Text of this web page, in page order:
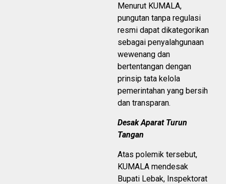
Menurut KUMALA,
pungutan tanpa regulasi
resmi dapat dikategorikan
sebagai penyalahgunaan
wewenang dan
bertentangan dengan
prinsip tata kelola
pemerintahan yang bersih
dan transparan.
Desak Aparat Turun
Tangan
Atas polemik tersebut,
KUMALA mendesak
Bupati Lebak, Inspektorat